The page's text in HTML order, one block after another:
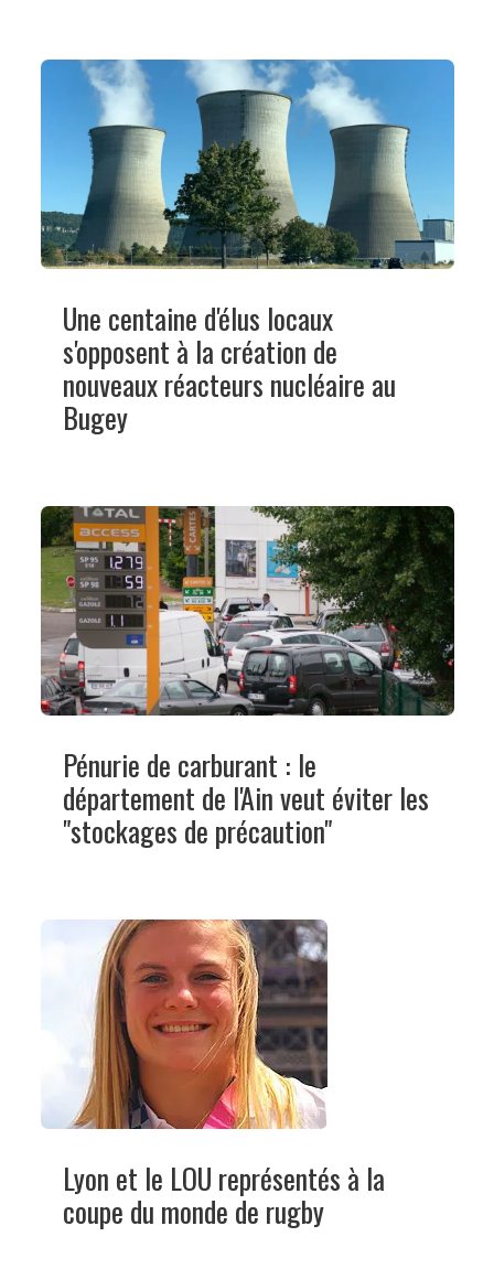
Une centaine d'élus locaux
s'opposent à la création de
nouveaux réacteurs nucléaire au
Bugey
Pénurie de carburant : le
département de l'Ain veut éviter les
"stockages de précaution"
Lyon et le LOU représentés à la
coupe du monde de rugby